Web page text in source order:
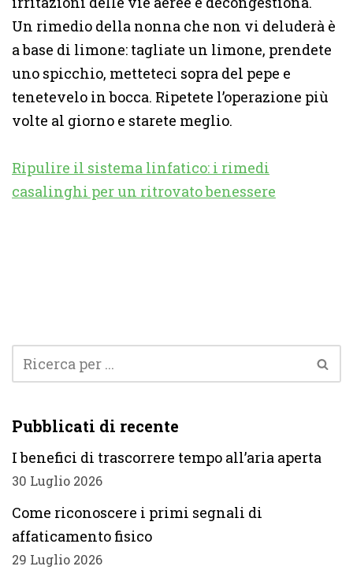
Un rimedio della nonna che non vi deluderà è
a base di limone: tagliate un limone, prendete
uno spicchio, metteteci sopra del pepe e
tenetevelo in bocca. Ripetete l’operazione più
volte al giorno e starete meglio.
Ripulire il sistema linfatico: i rimedi
casalinghi per un ritrovato benessere
Pubblicati di recente
I benefici di trascorrere tempo all’aria aperta
30 Luglio 2026
Come riconoscere i primi segnali di
affaticamento fisico
29 Luglio 2026